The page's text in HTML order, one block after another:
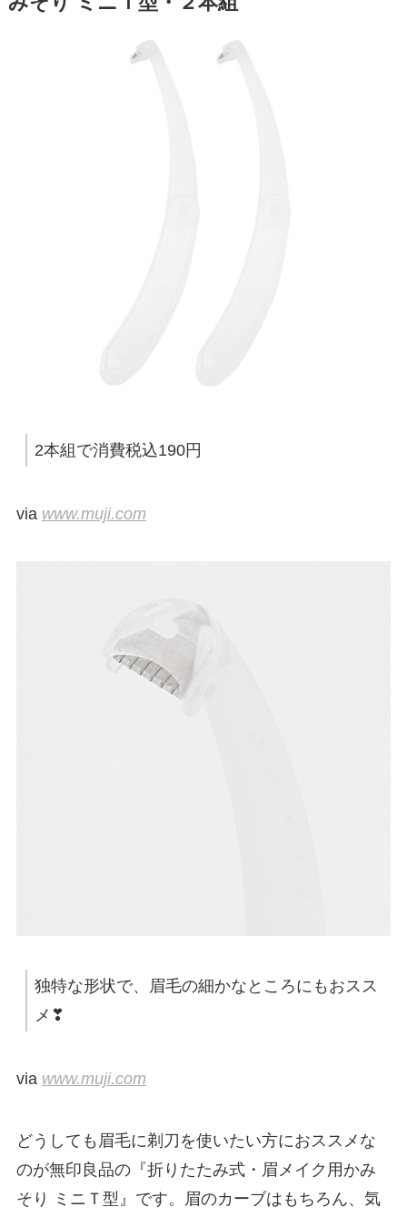
2本組で消費税込190円
via www.muji.com
独特な形状で、眉毛の細かなところにもおスス
メ❣
via www.muji.com
どうしても眉毛に剃刀を使いたい方におススメな
のが無印良品の『折りたたみ式・眉メイク用かみ
そり ミニＴ型』です。眉のカーブはもちろん、気